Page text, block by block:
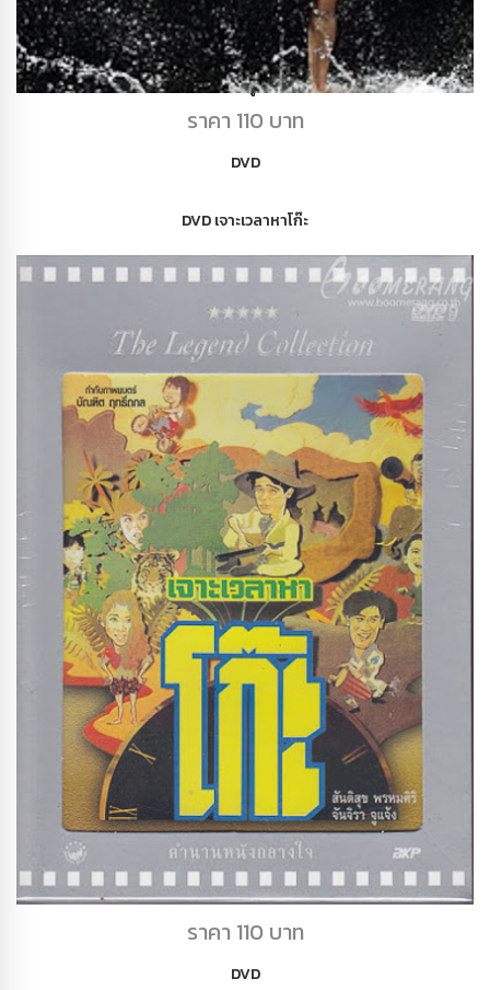
DVD โคตสู้โคตรโส
ราคา 110 บาท
DVD
DVD เจาะเวลาหาโก๊ะ
DVD เจาะเวลาหาโก๊ะ
ราคา 110 บาท
DVD